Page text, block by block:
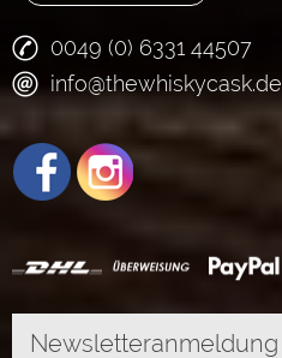
0049 (0) 6331 44507
info@thewhiskycask.de